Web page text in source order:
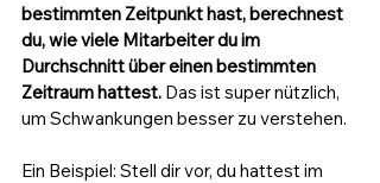
bestimmten Zeitpunkt hast, berechnest
du, wie viele Mitarbeiter du im
Durchschnitt über einen bestimmten
Zeitraum hattest. Das ist super nützlich,
um Schwankungen besser zu verstehen.
Ein Beispiel: Stell dir vor, du hattest im